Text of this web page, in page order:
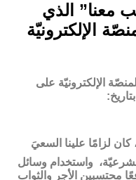
معنا” الذي
الإلكترونيّة
الإلكترونيّة على
كان لزامًا علينا السعيَ
الشرعيّة، واستخدام وسائل
محتسبين الأجر والثواب